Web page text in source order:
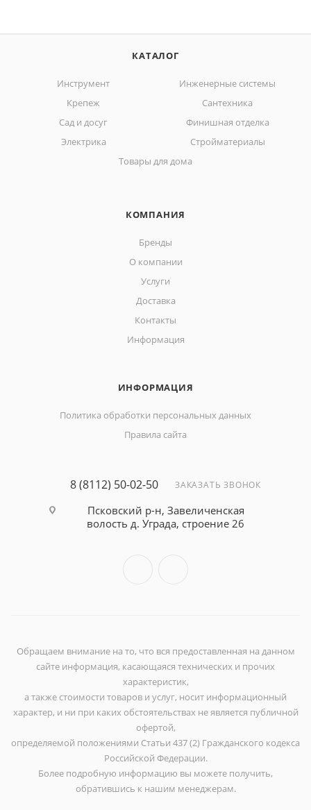
КАТАЛОГ
Инструмент
Инженерные системы
Крепеж
Сантехника
Сад и досуг
Финишная отделка
Электрика
Стройматериалы
Товары для дома
КОМПАНИЯ
Бренды
О компании
Услуги
Доставка
Контакты
Информация
ИНФОРМАЦИЯ
Политика обработки персональных данных
Правила сайта
8 (8112) 50-02-50 ЗАКАЗАТЬ ЗВОНОК
Псковский р-н, Завеличенская
волость д. Уграда, строение 26
Обращаем внимание на то, что вся предоставленная на данном
сайте информация, касающаяся технических и прочих
характеристик,
а также стоимости товаров и услуг, носит информационный
характер, и ни при каких обстоятельствах не является публичной
офертой,
определяемой положениями Статьи 437 (2) Гражданского кодекса
Российской Федерации.
Более подробную информацию вы можете получить,
обратившись к нашим менеджерам.